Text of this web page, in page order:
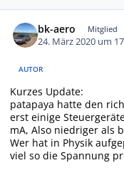
bk-aero Mitglied
24. März 2020 um
AUTOR
Kurzes Update:
patapaya hatte den
erst einige
mA, Also niedriger als
Wer hat in Physik
viel so die Spannung